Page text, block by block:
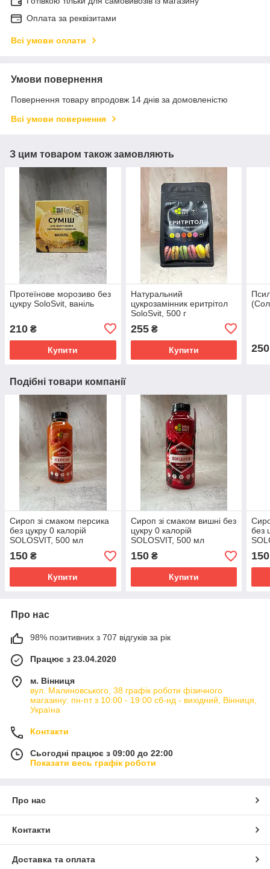
Оплата за реквізитами
Всі умови оплати
Умови повернення
Повернення товару впродовж 14 днів за домовленістю
Всі умови повернення
З цим товаром також замовляють
Протеїнове морозиво без
цукру SoloSvit, ваніль
210 ₴
Купити
Натуральний
цукрозамінник еритрітол
SoloSvit, 500 г
255₴
Купити 250
Подібні товари компанії
Сироп зі смаком персика
без цукру 0 калорій
SOLOSVIT, 500 мл
150 ₴
Купити
Сироп зі смаком вишні без
цукру 0 калорій
SOLOSVIT, 500 мл
150₴
Купити
без
150
Про нас
98% позитивних з 707 відгуків за рік
Працює з 23.04.2020
м. Вінниця
вул. Малиновського, 38 графік роботи фізичного
магазину: пн-пт з 10:00 - 19:00 сб-нд - вихідний, Вінниця,
Україна
Контакти
Сьогодні працює з 09:00 до 22:00
Показати весь графік роботи
Про нас
Контакти
Доставка та оплата